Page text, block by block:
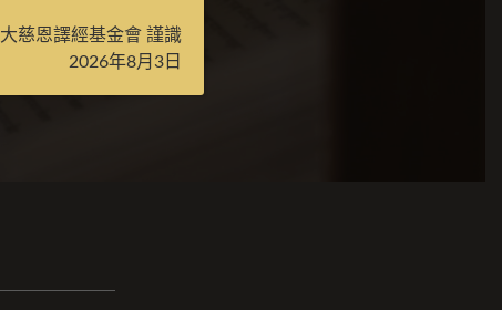
大慈恩譯經基金會 謹識
2026年8月3日